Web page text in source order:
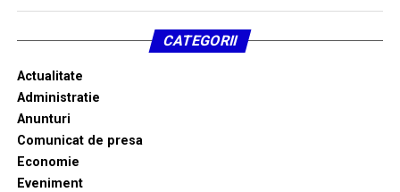
CATEGORII
Actualitate
Administratie
Anunturi
Comunicat de presa
Economie
Eveniment